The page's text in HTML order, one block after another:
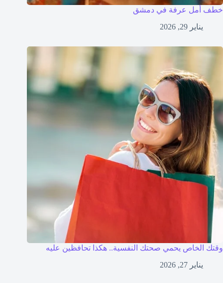
خطف أمل عرفة في دمشق
يناير 29, 2026
وقتك الخاص يحمي صحتك النفسية.. هكذا تحافظين عليه
يناير 27, 2026